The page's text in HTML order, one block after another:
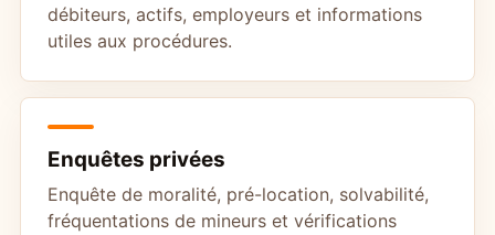
débiteurs, actifs, employeurs et informations
utiles aux procédures.
Enquêtes privées
Enquête de moralité, pré-location, solvabilité,
fréquentations de mineurs et vérifications